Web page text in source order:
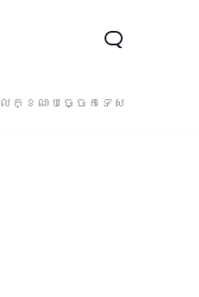
លក្ខណៈបច្ចេកទេស